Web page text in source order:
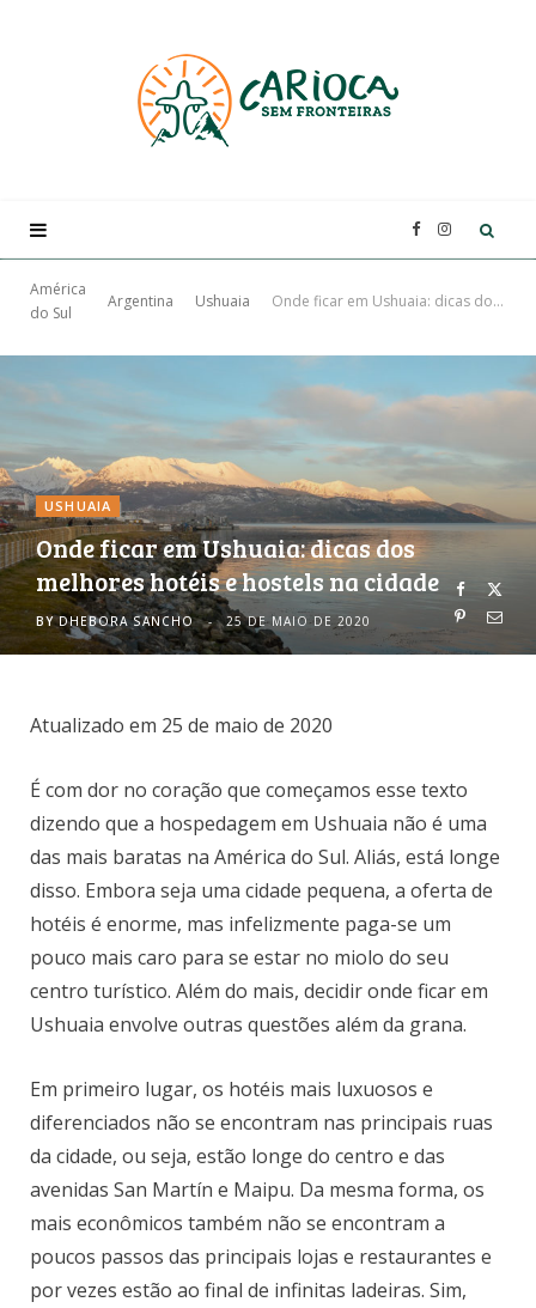
F
e
b
o
k
I
t
g
América
do Sul
Argentina Ushuaia Onde ficar em Ushuaia: dicas dos melhores hotéis e hostels na cidade
USHUAIA
Onde ficar em Ushuaia: dicas dos
melhores hotéis e hostels na cidade
BY DHEBORA SANCHO 25 DE MAIO DE 2020
Atualizado em 25 de maio de 2020
É com dor no coração que começamos esse texto
dizendo que a hospedagem em Ushuaia não é uma
das mais baratas na América do Sul. Aliás, está longe
disso. Embora seja uma cidade pequena, a oferta de
hotéis é enorme, mas infelizmente paga-se um
pouco mais caro para se estar no miolo do seu
centro turístico. Além do mais, decidir onde ficar em
Ushuaia envolve outras questões além da grana.
Em primeiro lugar, os hotéis mais luxuosos e
diferenciados não se encontram nas principais ruas
da cidade, ou seja, estão longe do centro e das
avenidas San Martín e Maipu. Da mesma forma, os
mais econômicos também não se encontram a
poucos passos das principais lojas e restaurantes e
por vezes estão ao final de infinitas ladeiras. Sim,